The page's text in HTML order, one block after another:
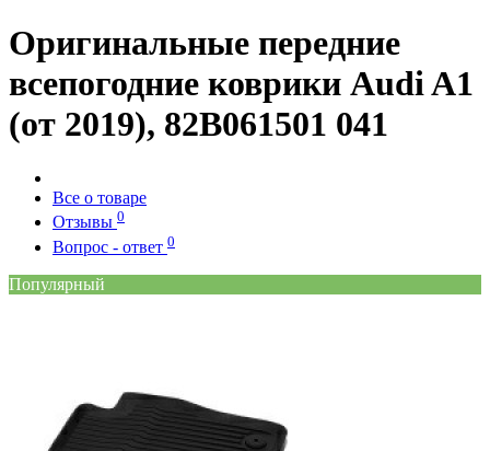
Оригинальные передние
всепогодние коврики Audi A1
(от 2019), 82B061501 041
Все о товаре
Отзывы 0
Вопрос - ответ 0
Популярный